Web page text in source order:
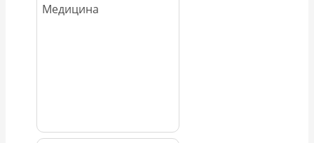
Медицина